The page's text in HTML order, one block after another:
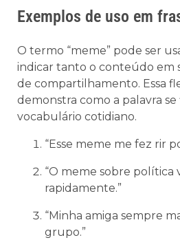
Exemplos de uso em
O termo “meme” pode ser
indicar tanto o conteúdo em
de compartilhamento. Essa
demonstra como a palavra
vocabulário cotidiano.
“Esse meme me fez rir
“O meme sobre política
rapidamente.”
“Minha amiga sempre
grupo.”